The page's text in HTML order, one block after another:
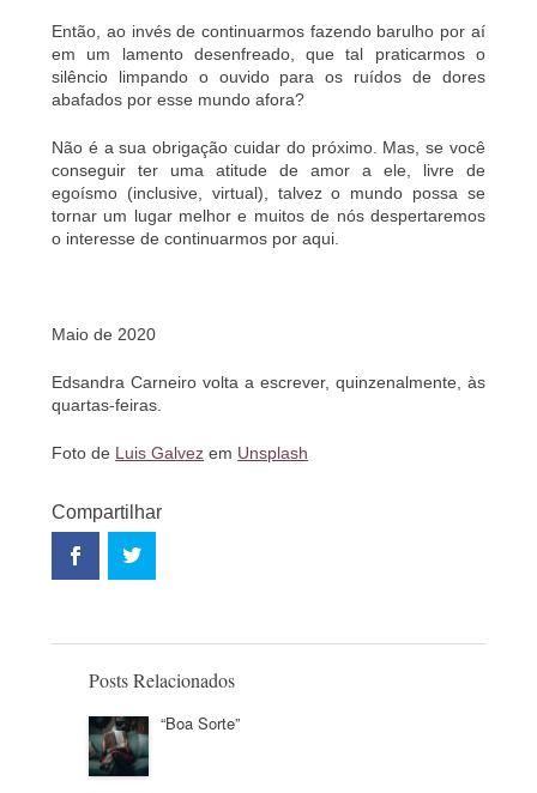
Então, ao invés de continuarmos fazendo barulho por aí
em um lamento desenfreado, que tal praticarmos o
silêncio limpando o ouvido para os ruídos de dores
abafados por esse mundo afora?
Não é a sua obrigação cuidar do próximo. Mas, se você
conseguir ter uma atitude de amor a ele, livre de
egoísmo (inclusive, virtual), talvez o mundo possa se
tornar um lugar melhor e muitos de nós despertaremos
o interesse de continuarmos por aqui.
Maio de 2020
Edsandra Carneiro volta a escrever, quinzenalmente, às
quartas-feiras.
Foto de Luis Galvez em Unsplash
Posts Relacionados
“Boa Sorte”